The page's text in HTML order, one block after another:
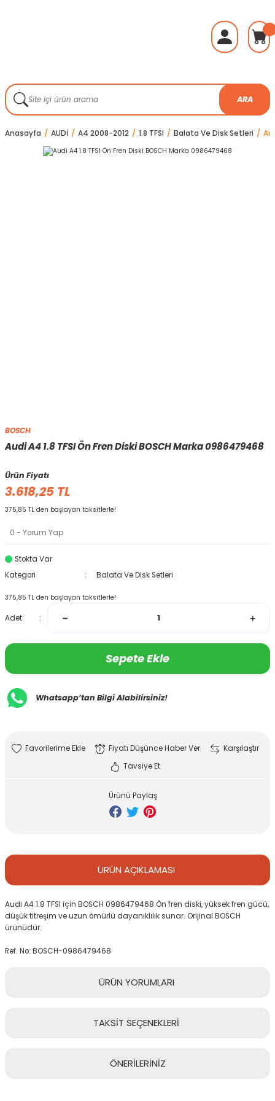
ARA
Anasayfa AUDİ A4 2008-2012 1.8 TFSI Balata Ve Disk Setleri
BOSCH
Audi A4 1.8 TFSI Ön Fren Diski BOSCH Marka 0986479468
Ürün Fiyatı
3.618,25 TL
375,85 TL den başlayan taksitlerle!
0 - Yorum Yap
Stokta Var
Kategori
Balata Ve Disk Setleri
375,85 TL den başlayan taksitlerle!
Adet
Sepete Ekle
Whatsapp’tan Bilgi Alabilirsiniz!
Fiyatı Düşünce Haber Ver
Karşılaştır
Tavsiye Et
Ürünü Paylaş
ÜRÜN AÇIKLAMASI
Audi A4 1.8 TFSI için BOSCH 0986479468 Ön fren diski, yüksek fren gücü,
düşük titreşim ve uzun ömürlü dayanıklılık sunar. Orijinal BOSCH
ürünüdür.
Ref. No: BOSCH-0986479468
ÜRÜN YORUMLARI
TAKSİT SEÇENEKLERİ
ÖNERİLERİNİZ